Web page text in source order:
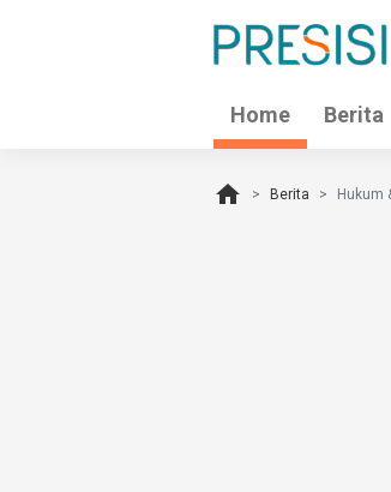
Home Berita
home Berita Hukum